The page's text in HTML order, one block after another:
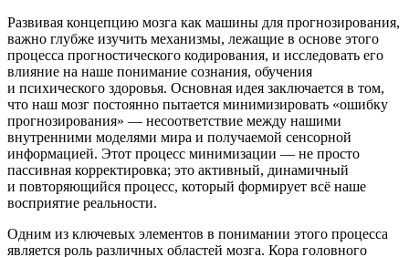
Развивая концепцию мозга как машины для прогнозирования,
важно глубже изучить механизмы, лежащие в основе этого
процесса прогностического кодирования, и исследовать его
влияние на наше понимание сознания, обучения
и психического здоровья. Основная идея заключается в том,
что наш мозг постоянно пытается минимизировать «ошибку
прогнозирования» — несоответствие между нашими
внутренними моделями мира и получаемой сенсорной
информацией. Этот процесс минимизации — не просто
пассивная корректировка; это активный, динамичный
и повторяющийся процесс, который формирует всё наше
восприятие реальности.
Одним из ключевых элементов в понимании этого процесса
является роль различных областей мозга. Кора головного